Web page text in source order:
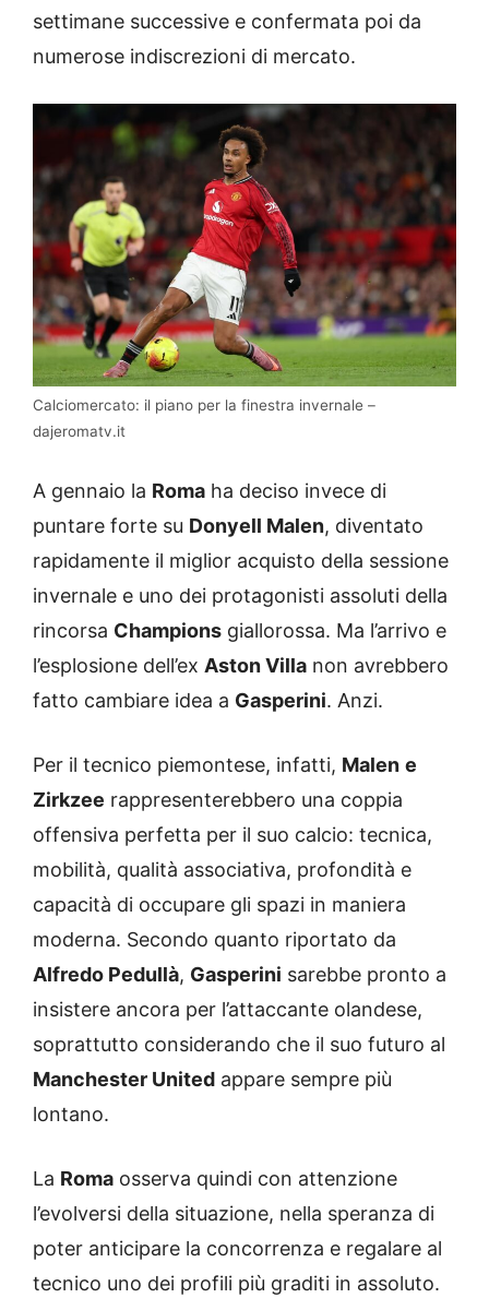
settimane successive e confermata poi da
numerose indiscrezioni di mercato.
Calciomercato: il piano per la finestra invernale –
dajeromatv.it
A gennaio la Roma ha deciso invece di
puntare forte su Donyell Malen, diventato
rapidamente il miglior acquisto della sessione
invernale e uno dei protagonisti assoluti della
rincorsa Champions giallorossa. Ma l’arrivo e
l’esplosione dell’ex Aston Villa non avrebbero
fatto cambiare idea a Gasperini. Anzi.
Per il tecnico piemontese, infatti, Malen e
Zirkzee rappresenterebbero una coppia
offensiva perfetta per il suo calcio: tecnica,
mobilità, qualità associativa, profondità e
capacità di occupare gli spazi in maniera
moderna. Secondo quanto riportato da
Alfredo Pedullà, Gasperini sarebbe pronto a
insistere ancora per l’attaccante olandese,
soprattutto considerando che il suo futuro al
Manchester United appare sempre più
lontano.
La Roma osserva quindi con attenzione
l’evolversi della situazione, nella speranza di
poter anticipare la concorrenza e regalare al
tecnico uno dei profili più graditi in assoluto.